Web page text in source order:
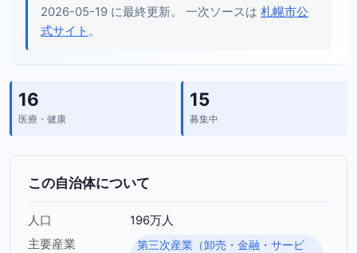
2026-05-19 に最終更新。 一次ソースは 札幌市公
式サイト 。
16
医療・健康
15
募集中
この自治体について
人口
196万人
主要産業
第三次産業（卸売・金融・サービ